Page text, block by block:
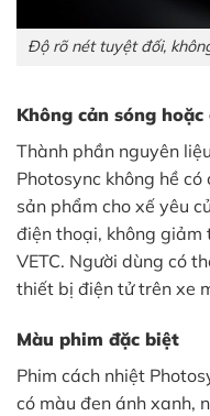
Độ rõ nét tuyệt đối,
Không cản sóng hoặc
Thành phần nguyên
Photosync không hề
sản phẩm cho xế yêu
điện thoại, không giảm
VETC. Người dùng có
thiết bị điện tử trên xe
Màu phim đặc biệt
Phim cách nhiệt
có màu đen ánh xanh,